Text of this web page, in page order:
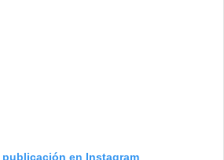
publicación en Instagram